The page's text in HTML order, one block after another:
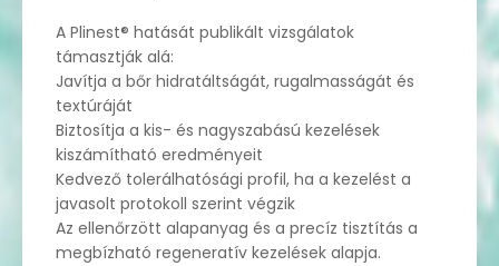
A Plinest® hatását publikált vizsgálatok
támasztják alá:
Javítja a bőr hidratáltságát, rugalmasságát és
textúráját
Biztosítja a kis- és nagyszabású kezelések
kiszámítható eredményeit
Kedvező tolerálhatósági profil, ha a kezelést a
javasolt protokoll szerint végzik
Az ellenőrzött alapanyag és a precíz tisztítás a
megbízható regeneratív kezelések alapja.